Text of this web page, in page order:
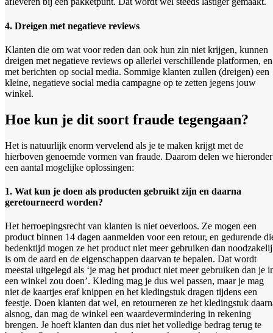
4. Dreigen met negatieve reviews
Klanten die om wat voor reden dan ook hun zin niet krijgen, kunnen
dreigen met negatieve reviews op allerlei verschillende platformen, en
met berichten op social media. Sommige klanten zullen (dreigen) een
kleine, negatieve social media campagne op te zetten jegens jouw
winkel.
Hoe kun je dit soort fraude tegengaan?
Het is natuurlijk enorm vervelend als je te maken krijgt met de
hierboven genoemde vormen van fraude. Daarom delen we hieronder
een aantal mogelijke oplossingen:
1. Wat kun je doen als producten gebruikt zijn en daarna
geretourneerd worden?
Het herroepingsrecht van klanten is niet oeverloos. Ze mogen een
product binnen 14 dagen aanmelden voor een retour, en gedurende
bedenktijd mogen ze het product niet meer gebruiken dan
is om de aard en de eigenschappen daarvan te bepalen. Dat wordt
meestal uitgelegd als ‘je mag het product niet meer gebruiken dan je
een winkel zou doen’. Kleding mag je dus wel passen, maar je mag
niet de kaartjes eraf knippen en het kledingstuk dragen tijdens een
feestje. Doen klanten dat wel, en retourneren ze het kledingstuk
alsnog, dan mag de winkel een waardevermindering in rekening
brengen. Je hoeft klanten dan dus niet het volledige bedrag terug te